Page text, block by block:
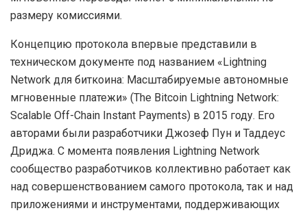
размеру комиссиями.
Концепцию протокола впервые представили в
техническом документе под названием «Lightning
Network для биткоина: Масштабируемые автономные
мгновенные платежи» (The Bitcoin Lightning Network:
Scalable Off-Chain Instant Payments) в 2015 году. Его
авторами были разработчики Джозеф Пун и Таддеус
Дриджа. С момента появления Lightning Network
сообщество разработчиков коллективно работает как
над совершенствованием самого протокола, так и над
приложениями и инструментами, поддерживающих